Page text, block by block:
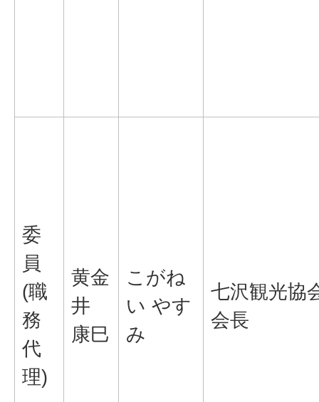
委
員
(職
務
代
理)
黄金
井
康巳
こがね
い やす
み
七沢観光協
会長